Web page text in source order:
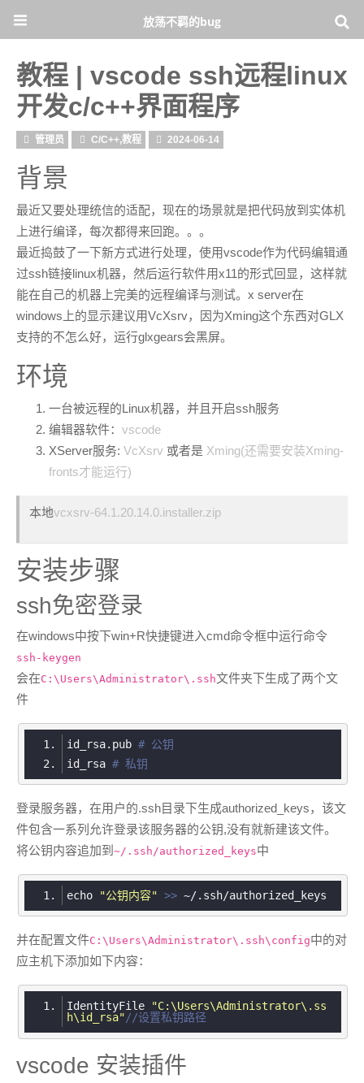
放荡不羁的bug
教程 | vscode ssh远程linux
开发c/c++界面程序
管理员 C/C++,教程 2024-06-14
背景
最近又要处理统信的适配，现在的场景就是把代码放到实体机
上进行编译，每次都得来回跑。。。
最近捣鼓了一下新方式进行处理，使用vscode作为代码编辑通
过ssh链接linux机器，然后运行软件用x11的形式回显，这样就
能在自己的机器上完美的远程编译与测试。x server在
windows上的显示建议用VcXsrv，因为Xming这个东西对GLX
支持的不怎么好，运行glxgears会黑屏。
环境
一台被远程的Linux机器，并且开启ssh服务
编辑器软件： vscode
XServer服务: VcXsrv 或者是 Xming(还需要安装Xming-
fronts才能运行)
本地vcxsrv-64.1.20.14.0.installer.zip
安装步骤
ssh免密登录
在windows中按下win+R快捷键进入cmd命令框中运行命令
ssh-keygen
会在C:\Users\Administrator\.ssh文件夹下生成了两个文
件
id_rsa.pub # 公钥
id_rsa # 私钥
登录服务器，在用户的.ssh目录下生成authorized_keys，该文
件包含一系列允许登录该服务器的公钥,没有就新建该文件。
将公钥内容追加到 ~/.ssh/authorized_keys中
echo "公钥内容" >> ~/.ssh/authorized
并在配置文件C:\Users\Administrator\.ssh\config中的对
应主机下添加如下内容：
IdentityFile
"C:\Users\Administrator\.ss
h\id_rsa"//设置私钥路径
vscode 安装插件